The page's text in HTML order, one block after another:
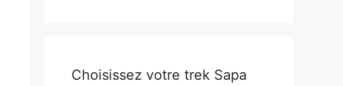
Choisissez votre trek Sapa